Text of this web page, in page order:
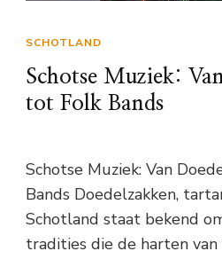
SCHOTLAND
Schotse Muziek:
tot Folk Bands
Schotse Muziek: Van
Bands Doedelzakken,
Schotland staat bekend
tradities die de harten van